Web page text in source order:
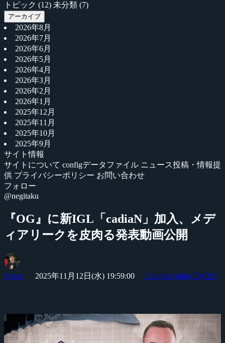
トピック (12) 未分類 (7)
アーカイブ
2026年8月
2026年7月
2026年6月
2026年5月
2026年4月
2026年3月
2026年2月
2026年1月
2025年12月
2025年11月
2025年10月
2025年9月
サイト情報
サイトについて configデータファイル ニュース投稿・情報提
供 プライバシーポリシー お問い合わせ
フォロー
@negitaku
『OG』に新IGL「cadiaN」加入、メデ
ィアリークを皮肉る発表動画公開
Yossy 2025年11月12日(水) 19:59:00 Counter-Strike 2 (CS2)